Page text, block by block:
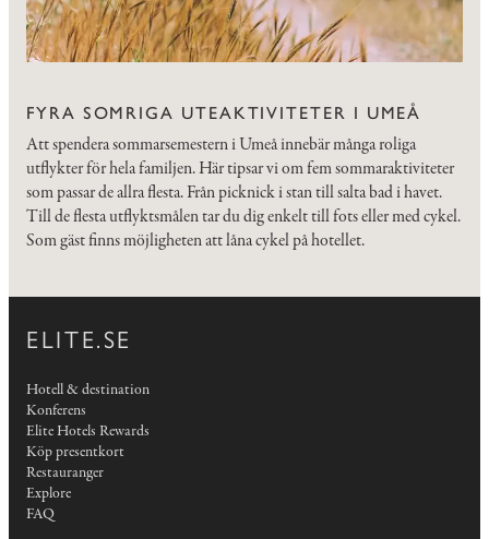
FYRA SOMRIGA UTEAKTIVITETER I UMEÅ
Att spendera sommarsemestern i Umeå innebär många roliga
utflykter för hela familjen. Här tipsar vi om fem sommaraktiviteter
som passar de allra flesta. Från picknick i stan till salta bad i havet.
Till de flesta utflyktsmålen tar du dig enkelt till fots eller med cykel.
Som gäst finns möjligheten att låna cykel på hotellet.
ELITE.SE
Hotell & destination
Konferens
Elite Hotels Rewards
Köp presentkort
Restauranger
Explore
FAQ